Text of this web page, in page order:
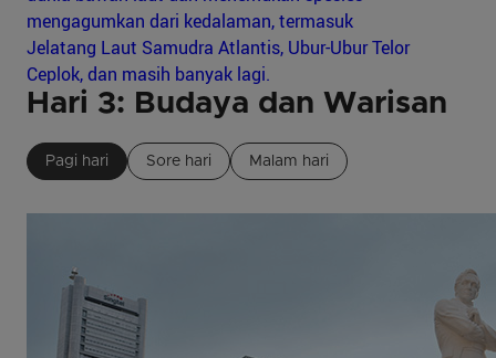
mengagumkan dari kedalaman, termasuk
Jelatang Laut Samudra Atlantis, Ubur-Ubur Telor
Ceplok, dan masih banyak lagi.
Hari 3: Budaya dan Warisan
Pagi hari Sore hari Malam hari